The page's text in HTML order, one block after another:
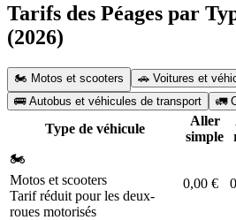
Tarifs des Péages par
(2026)
🏍️ Motos et scooters
🚗 Voitures et
🚌 Autobus et véhicules de transport
Type de véhicule
Aller
simple
🏍️
Motos et scooters
Tarif réduit pour les deux-
roues motorisés
0,00 €